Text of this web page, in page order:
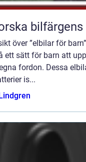
bilfärgens
över ”elbilar för
ett sätt för barn att
fordon. Dessa
is...